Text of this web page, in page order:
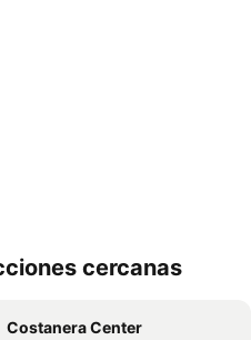
cercanas
Costanera Center